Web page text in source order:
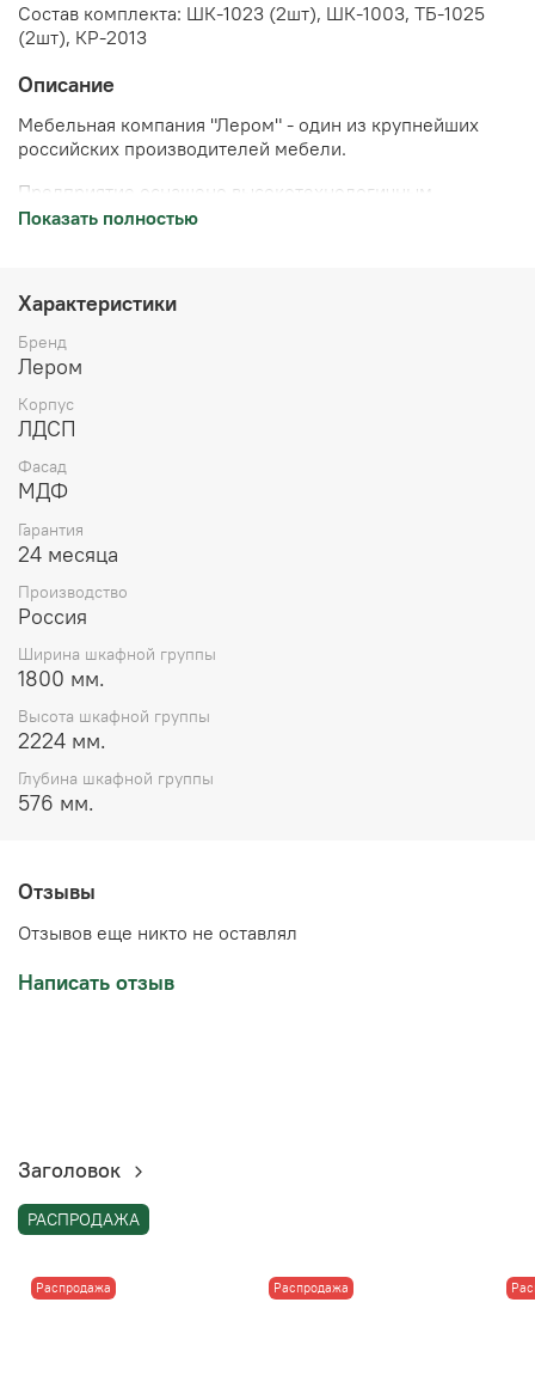
Состав комплекта: ШК-1023 (2шт), ШК-1003, ТБ-1025
(2шт), КР-2013
Описание
Мебельная компания "Лером" - один из крупнейших
российских производителей мебели.
Предприятие оснащено высокотехнологичным
оборудованием лидеров станкостроения Австрии,
международным стандартам ISO 9001-2001,
подтверждающим, что система управления качеством в
компании полностью отвечает международным
требованиям. Продукция предприятия поставляется во
все регионы Российской Федерации, страны ближнего
и дальнего зарубежья. Потребителям предлагается
детских комнат. Мебель торговой марки "Лером"
отличают современный дизайн, доступная цена и
высокое качество изготовления.
Показать полностью
Характеристики
Бренд
Лером
Корпус
ЛДСП
Фасад
МДФ
Гарантия
24 месяца
Производство
Россия
Ширина шкафной группы
1800 мм.
Высота шкафной группы
2224 мм.
Глубина шкафной группы
576 мм.
Отзывы
Отзывов еще никто не оставлял
Написать отзыв
Заголовок
РАСПРОДАЖА
Распродажа Распродажа